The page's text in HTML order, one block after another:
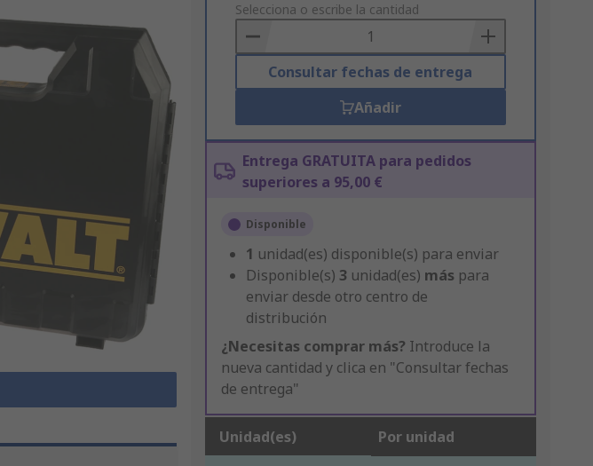
to
Basket
Selecciona o escribe la cantidad
Consultar fechas de entrega
Añadir
Entrega GRATUITA para pedidos
superiores a 95,00 €
Disponible
1 unidad(es) disponible(s) para enviar
Disponible(s) 3 unidad(es) más para
enviar desde otro centro de
distribución
¿Necesitas comprar más? Introduce la
nueva cantidad y clica en "Consultar fechas
de entrega"
Unidad(es) Por unidad